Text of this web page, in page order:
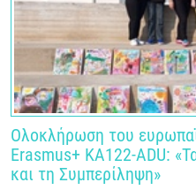
Ολοκλήρωση του
Erasmus+ KA122-ADU:
και τη Συμπερίληψη»